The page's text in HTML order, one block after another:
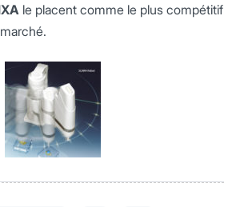
le placent comme le plus compétitif